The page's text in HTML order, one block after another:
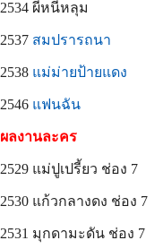
2534 ผีหนีหลุม
2537 สมปรารถนา
2538 แม่ม่ายป้ายแดง
2546 แฟนฉัน
ผลงานละคร
2529 แม่ปูเปรี้ยว ช่อง 7
2530 แก้วกลางดง ช่อง 7
2531 มุกดามะดัน ช่อง 7